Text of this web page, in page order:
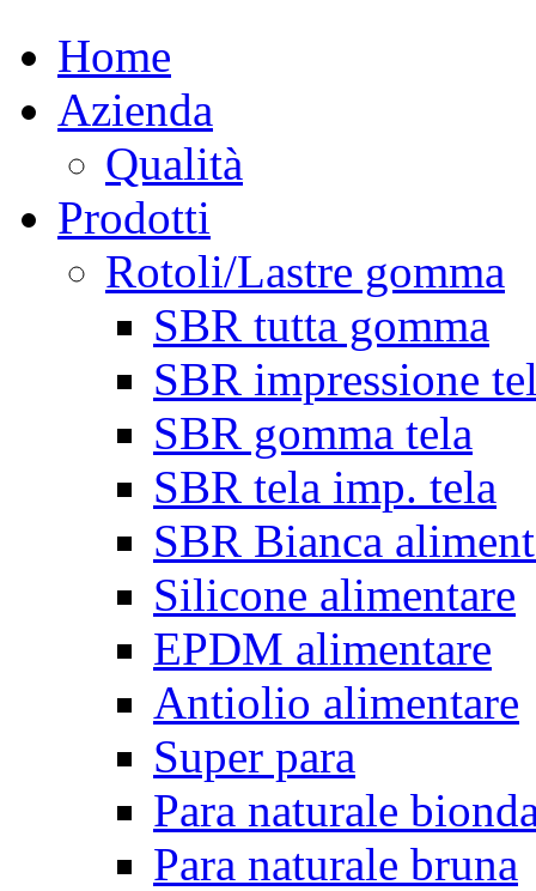
Home
Azienda
Qualità
Prodotti
Rotoli/Lastre gomma
SBR tutta gomma
SBR impressione
SBR gomma tela
SBR tela imp. tela
SBR Bianca
Silicone alimentare
EPDM alimentare
Antiolio alimentare
Super para
Para naturale
Para naturale bruna